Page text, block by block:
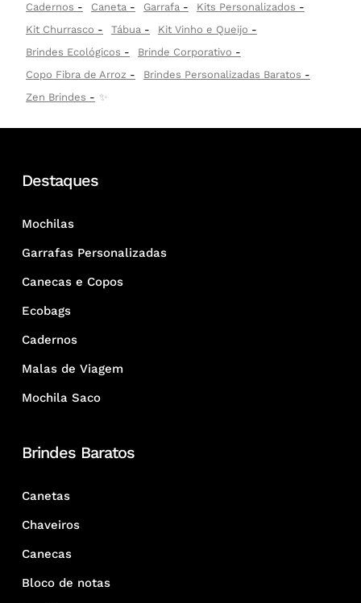
Cadernos
Caneta Garrafa
Kits Personalizados
Kit Churrasco
Tábua
Kit Vinho e Queijo
Brindes Ecológicos
Brinde Corporativo
Copo Fibra de Arroz
Brindes Personalizadas Baratos
Zen Brindes
✨
Destaques
Mochilas
Garrafas Personalizadas
Canecas e Copos
Ecobags
Cadernos
Malas de Viagem
Mochila Saco
Brindes Baratos
Canetas
Chaveiros
Canecas
Bloco de notas